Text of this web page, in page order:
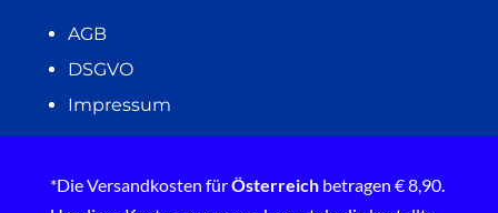
AGB
DSGVO
Impressum
*Die Versandkosten fürÖsterreich betragen € 8,90.